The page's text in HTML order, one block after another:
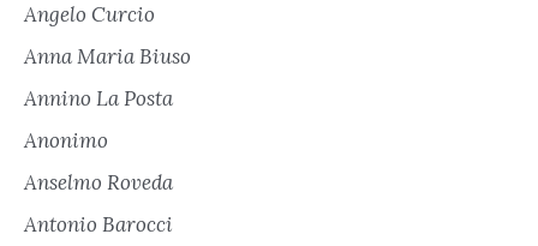
Angelo Curcio
Anna Maria Biuso
Annino La Posta
Anonimo
Anselmo Roveda
Antonio Barocci